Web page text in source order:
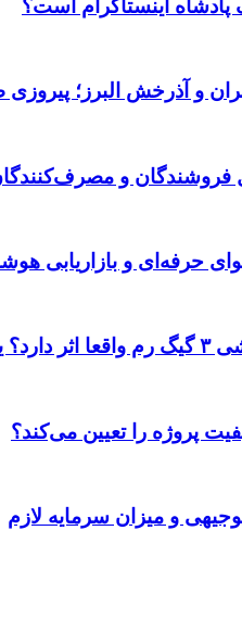
پادشاه اینستاگرام است؟
و آذرخش البرز؛
فروشندگان و
پروژه را تعیین می‌کند؟
و میزان سرمایه لازم